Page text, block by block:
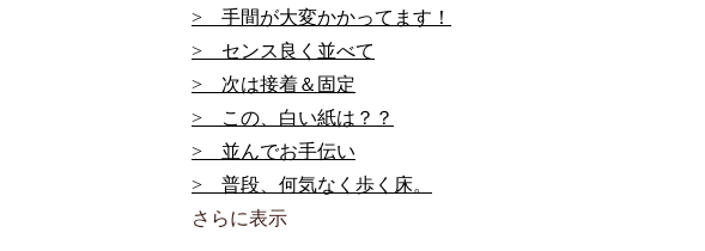
> 手間が大変かかってます！
> センス良く並べて
> 次は接着＆固定
> この、白い紙は？？
> 並んでお手伝い
> 普段、何気なく歩く床。
さらに表示